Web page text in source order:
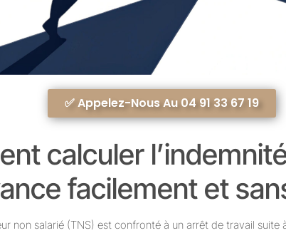
✅ Appelez-Nous Au 04 91 33 67 19
calculer
facilement et
non salarié (TNS) est confronté à un arrêt de travail suite